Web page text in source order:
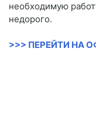
необходимую
недорого.
>>> ПЕРЕЙТИ НА